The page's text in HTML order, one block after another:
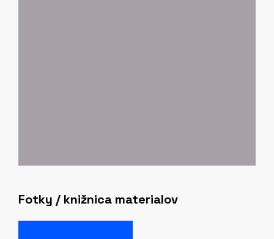
Fotky / knižnica materialov